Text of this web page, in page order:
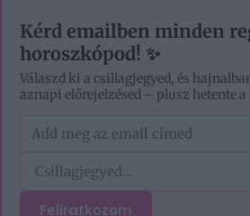
Kérd emailben minden
horoszkópod! ✨
Válaszd ki a csillagjegyed, és
aznapi előrejelzésed – plusz hetente
Feliratkozom